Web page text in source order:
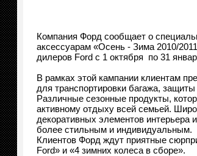
Компания Форд сообщает о
аксессуарам «Осень - Зима 2010/
дилеров Ford с 1 октября по 31
В рамках этой кампании клиентам
для транспортировки багажа,
Различные сезонные продукты,
активному отдыху всей семьей.
декоративных элементов интерьера
более стильным и индивидуальным.
Клиентов Форд ждут приятные
Ford» и «4 зимних колеса в сборе».